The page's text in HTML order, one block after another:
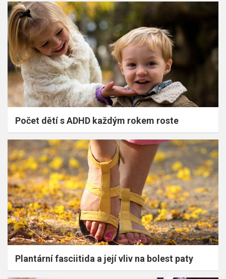
Počet dětí s ADHD každým rokem roste
Plantární fasciitida a její vliv na bolest paty